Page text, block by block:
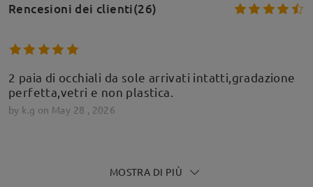
Rencesioni dei clienti(26)
2 paia di occhiali da sole arrivati intatti,gradazione
perfetta,vetri e non plastica.
by k.g on May 28 , 2026
MOSTRA DI PIÙ